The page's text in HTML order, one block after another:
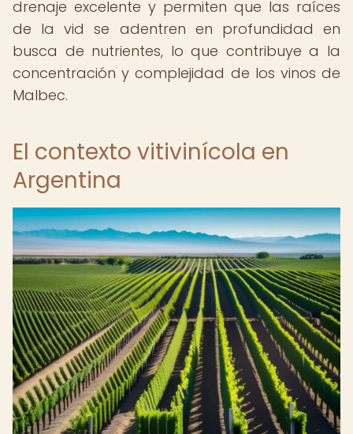
drenaje excelente y permiten que las raíces
de la vid se adentren en profundidad en
busca de nutrientes, lo que contribuye a la
concentración y complejidad de los vinos de
Malbec.
El contexto vitivinícola en
Argentina